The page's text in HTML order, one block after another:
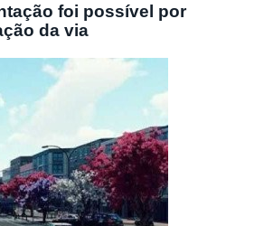
foi possível por
da via